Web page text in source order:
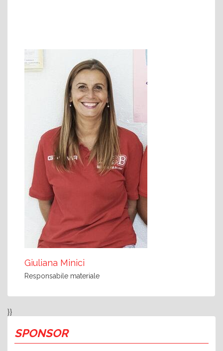
}}
SPONSOR
Giuliana Minici
Responsabile materiale